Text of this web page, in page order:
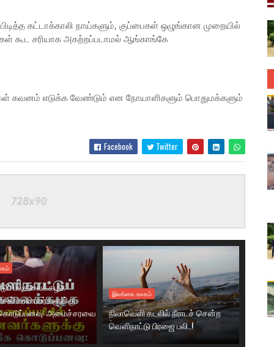
கட்டாக்காலி நாய்களும், குப்பைகள் ஒழுங்கான முறையில்
கூட சரியாக அகற்றப்படாமல் ஆங்காங்கே
கவனம் எடுக்க வேண்டும் என நோயாளிகளும் பொதுமக்களும்
Facebook Twitter
பல்கலைக்கழக
மாணவர்களுக்கு
அமைச்சரவை
இலங்கை.உலகம்
நிலாவெளி கடலில் நீராடச் சென்ற
வௌிநாட்டு பிரஜை பலி..!